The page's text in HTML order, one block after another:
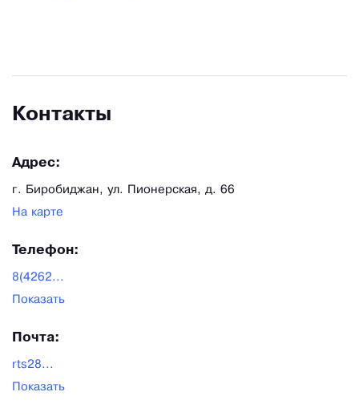
Контакты
Адрес:
г. Биробиджан, ул. Пионерская, д. 66
На карте
Телефон:
8(4262...
Показать
Почта:
rts28...
Показать